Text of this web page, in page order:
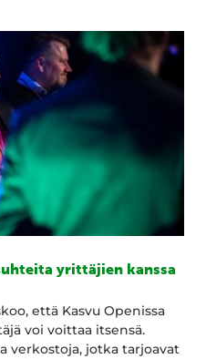
yrittäjien kanssa
että Kasvu Openissa
voi voittaa itsensä.
verkostoja, jotka tarjoavat